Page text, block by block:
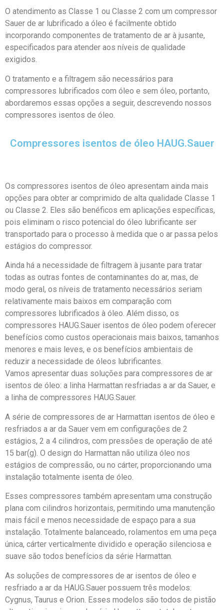
O atendimento as Classe 1 ou Classe 2 com um compressor
Sauer de ar lubrificado a óleo é facilmente obtido
incorporando componentes de tratamento de ar à jusante,
especificados para atender aos níveis de qualidade
exigidos.
O tratamento e a filtragem são necessários para
compressores lubrificados com óleo e sem óleo, portanto,
abordaremos essas opções a seguir, descrevendo nossos
compressores isentos de óleo.
Compressores isentos de óleo HAUG.Sauer
Os compressores isentos de óleo apresentam ainda mais
opções para obter ar comprimido de alta qualidade Classe 1
ou Classe 2. Eles são benéficos em aplicações específicas,
pois eliminam o risco potencial do óleo lubrificante ser
transportado para o processo à medida que o ar passa pelos
estágios do compressor.
Ainda há a necessidade de filtragem à jusante para tratar
todas as outras fontes de contaminantes do ar, mas, de
modo geral, os níveis de tratamento necessários seriam
relativamente mais baixos em comparação com
compressores lubrificados à óleo. Além disso, os
compressores HAUG.Sauer isentos de óleo podem oferecer
benefícios como custos operacionais mais baixos, tamanhos
menores e mais leves, e os benefícios ambientais de
reduzir a necessidade de óleos lubrificantes.
Vamos apresentar duas soluções para compressores de ar
isentos de óleo: a linha Harmattan resfriadas a ar da Sauer, e
a linha de compressores HAUG.Sauer.
A série de compressores de ar Harmattan isentos de óleo e
resfriados a ar da Sauer vem em configurações de 2
estágios, 2 a 4 cilindros, com pressões de operação de até
15 bar(g). O design do Harmattan não utiliza óleo nos
estágios de compressão, ou no cárter, proporcionando uma
instalação totalmente isenta de óleo.
Esses compressores também apresentam uma construção
plana com cilindros horizontais, permitindo uma manutenção
mais fácil e menos necessidade de espaço para a sua
instalação. Totalmente balanceado, rolamentos em uma peça
única, cárter verticalmente dividido e operação silenciosa e
suave são todos benefícios da série Harmattan.
As soluções de compressores de ar isentos de óleo e
resfriado a ar da HAUG.Sauer possuem três modelos:
Cygnus, Taurus e Orion. Esses modelos são todos de pistão